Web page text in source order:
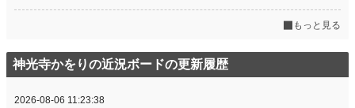
もっと見る
神光寺かをりの近況ボードの更新履歴
2026-08-06 11:23:38